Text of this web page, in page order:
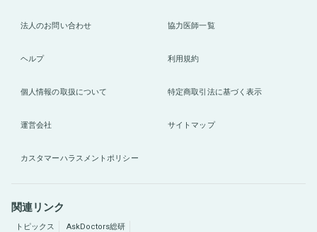
法人のお問い合わせ 協力医師一覧
ヘルプ 利用規約
個人情報の取扱について 特定商取引法に基づく表示
運営会社 サイトマップ
カスタマーハラスメントポリシー
関連リンク
トピックス
AskDoctors総研